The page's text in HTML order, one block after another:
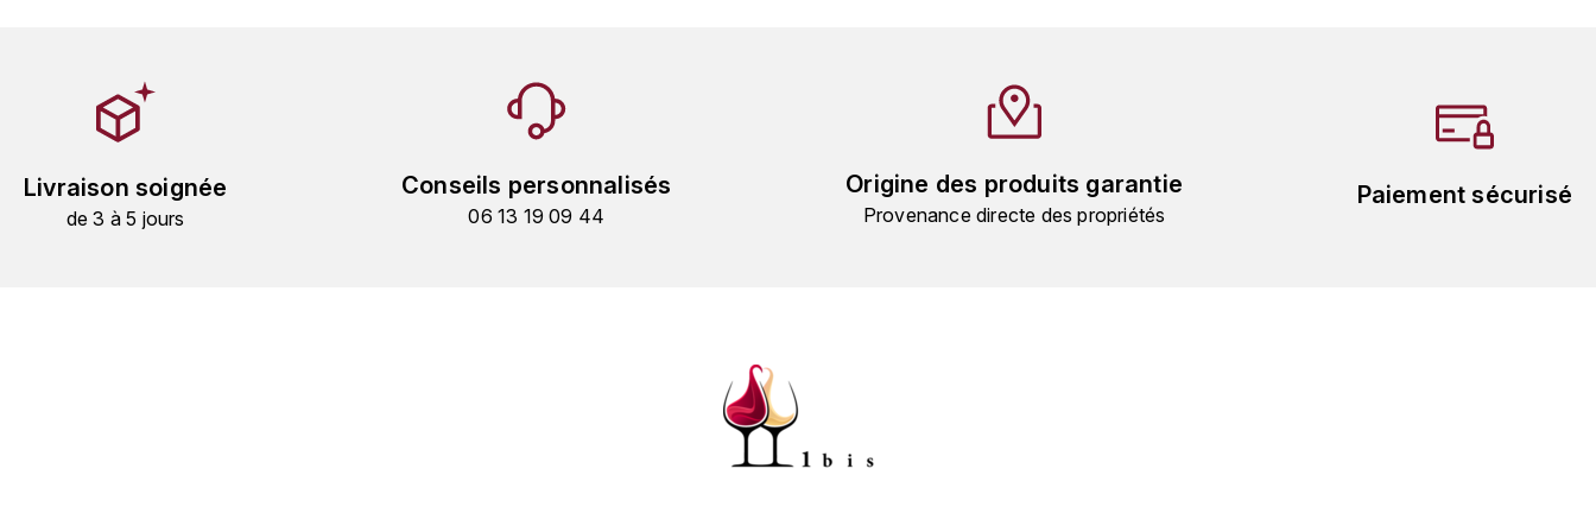
Livraison soignée
de 3 à 5 jours
Conseils personnalisés
06 13 19 09 44
Origine des produits garantie
Provenance directe des propriétés
Paiement sécurisé